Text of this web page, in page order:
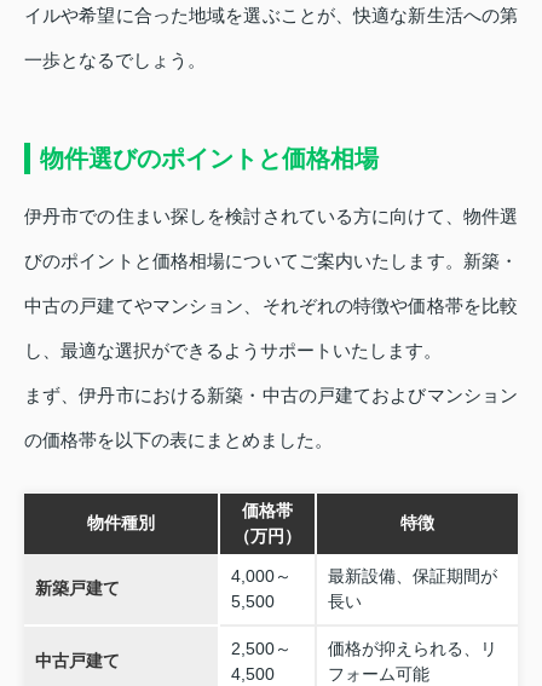
イルや希望に合った地域を選ぶことが、快適な新生活への第
一歩となるでしょう。
物件選びのポイントと価格相場
伊丹市での住まい探しを検討されている方に向けて、物件選
びのポイントと価格相場についてご案内いたします。新築・
中古の戸建てやマンション、それぞれの特徴や価格帯を比較
し、最適な選択ができるようサポートいたします。
まず、伊丹市における新築・中古の戸建ておよびマンション
の価格帯を以下の表にまとめました。
物件種別
価格帯
（万円）
特徴
新築戸建て
4,000～
5,500
最新設備、保証期間が
長い
中古戸建て
2,500～
4,500
価格が抑えられる、リ
フォーム可能